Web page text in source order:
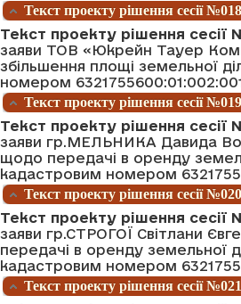
Текст проекту рішення сесії
Текст проекту рішення сесії
заяви ТОВ «Юкрейн Тауер
збільшення площі земельної
номером
Текст проекту рішення сесії
Текст проекту рішення сесії
заяви гр.МЕЛЬНИКА Давида
щодо передачі в оренду
кадастровим номером
Текст проекту рішення сесії
Текст проекту рішення сесії
заяви гр.СТРОГОЇ Світлани
передачі в оренду земельної
кадастровим номером
Текст проекту рішення сесії